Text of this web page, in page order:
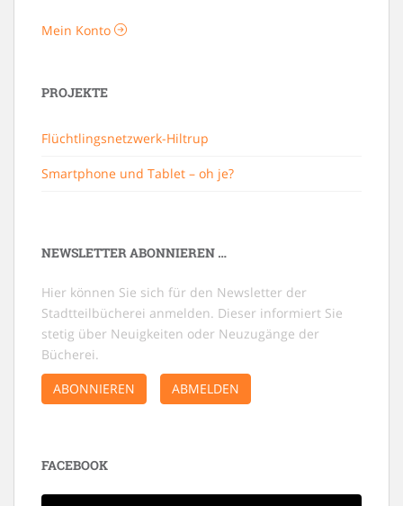
Mein Konto
PROJEKTE
Flüchtlingsnetzwerk-Hiltrup
Smartphone und Tablet – oh je?
NEWSLETTER ABONNIEREN …
Hier können Sie sich für den Newsletter der
Stadtteilbücherei anmelden. Dieser informiert Sie
stetig über Neuigkeiten oder Neuzugänge der
Bücherei.
ABONNIEREN
ABMELDEN
FACEBOOK